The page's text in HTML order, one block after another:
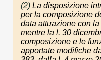
(2) La disposizione
per la composizione
data attuazione con
mentre la l. 30
composizione e le
apportate modifiche